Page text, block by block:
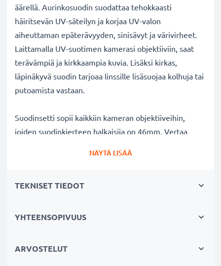
äärellä. Aurinkosuodin suodattaa tehokkaasti
häiritsevän UV-säteilyn ja korjaa UV-valon
aiheuttaman epäterävyyden, sinisävyt ja värivirheet.
Laittamalla UV-suotimen kamerasi objektiiviin, saat
terävämpiä ja kirkkaampia kuvia. Lisäksi kirkas,
läpinäkyvä suodin tarjoaa linssille lisäsuojaa kolhuja tai
putoamista vastaan.
Suodinsetti sopii kaikkiin kameran objektiiveihin,
joiden suodinkierteen halkaisija on 46mm. Vertaa
Parempi kuvanlaatu väreistä tai
✔ Terävämpiä ja kirkkaampia kuvia: korjaa UV-valon
NÄYTÄ LISÄÄ
TEKNISET TIEDOT
YHTEENSOPIVUUS
ARVOSTELUT